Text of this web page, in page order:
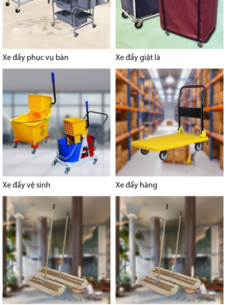
Xe đẩy phục vụ bàn Xe đẩy giặt là
Xe đẩy vệ sinh Xe đẩy hàng